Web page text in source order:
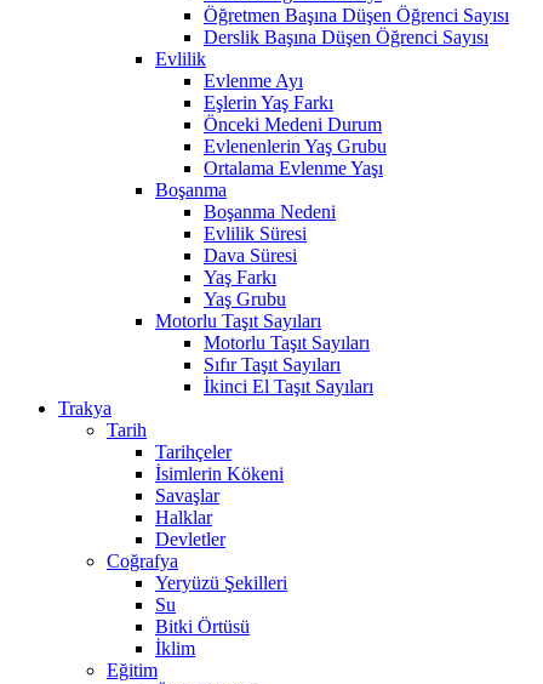
Öğretmen Başına Düşen Öğrenci Sayısı
Derslik Başına Düşen Öğrenci Sayısı
Evlilik
Evlenme Ayı
Eşlerin Yaş Farkı
Önceki Medeni Durum
Evlenenlerin Yaş Grubu
Ortalama Evlenme Yaşı
Boşanma
Boşanma Nedeni
Evlilik Süresi
Dava Süresi
Yaş Farkı
Yaş Grubu
Motorlu Taşıt Sayıları
Motorlu Taşıt Sayıları
Sıfır Taşıt Sayıları
İkinci El Taşıt Sayıları
Trakya
Tarih
Tarihçeler
İsimlerin Kökeni
Savaşlar
Halklar
Devletler
Coğrafya
Yeryüzü Şekilleri
Su
Bitki Örtüsü
İklim
Eğitim